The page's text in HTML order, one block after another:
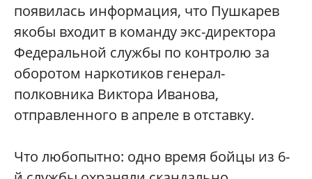
появилась информация, что Пушкарев
якобы входит в команду экс-директора
Федеральной службы по контролю за
оборотом наркотиков генерал-
полковника Виктора Иванова,
отправленного в апреле в отставку.
Что любопытно: одно время бойцы из 6-